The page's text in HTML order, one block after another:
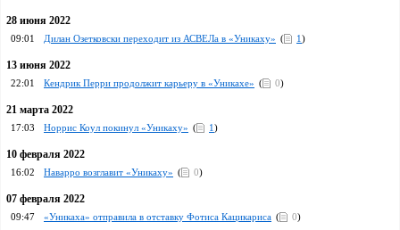
28 июня 2022
09:01 Дилан Озетковски переходит из АСВЕЛа в «Уникаху» ( 1)
13 июня 2022
22:01 Кендрик Перри продолжит карьеру в «Уникахе» ( 0)
21 марта 2022
17:03 Норрис Коул покинул «Уникаху» ( 1)
10 февраля 2022
16:02 Наварро возглавит «Уникаху» ( 0)
07 февраля 2022
09:47 «Уникаха» отправила в отставку Фотиса Кацикариса ( 0)